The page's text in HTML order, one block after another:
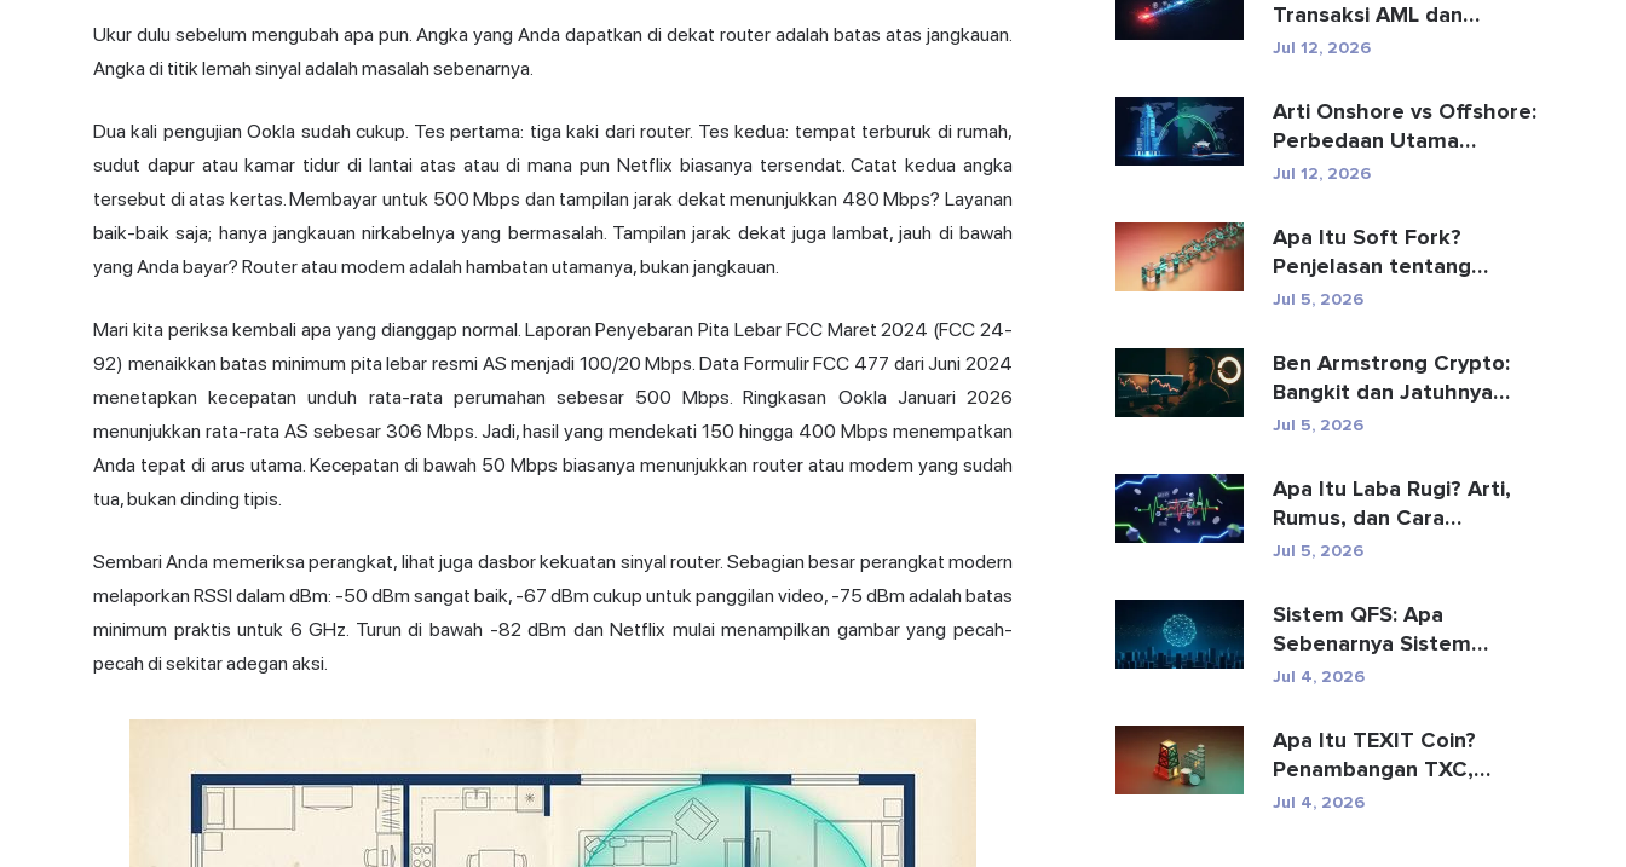
Ukur dulu sebelum mengubah apa pun. Angka yang Anda dapatkan di dekat router adalah batas atas jangkauan.
Angka di titik lemah sinyal adalah masalah sebenarnya.
Dua kali pengujian Ookla sudah cukup. Tes pertama: tiga kaki dari router. Tes kedua: tempat terburuk di rumah,
sudut dapur atau kamar tidur di lantai atas atau di mana pun Netflix biasanya tersendat. Catat kedua angka
tersebut di atas kertas. Membayar untuk 500 Mbps dan tampilan jarak dekat menunjukkan 480 Mbps? Layanan
baik-baik saja; hanya jangkauan nirkabelnya yang bermasalah. Tampilan jarak dekat juga lambat, jauh di bawah
yang Anda bayar? Router atau modem adalah hambatan utamanya, bukan jangkauan.
Mari kita periksa kembali apa yang dianggap normal. Laporan Penyebaran Pita Lebar FCC Maret 2024 (FCC 24-
92) menaikkan batas minimum pita lebar resmi AS menjadi 100/20 Mbps. Data Formulir FCC 477 dari Juni 2024
menetapkan kecepatan unduh rata-rata perumahan sebesar 500 Mbps. Ringkasan Ookla Januari 2026
menunjukkan rata-rata AS sebesar 306 Mbps. Jadi, hasil yang mendekati 150 hingga 400 Mbps menempatkan
Anda tepat di arus utama. Kecepatan di bawah 50 Mbps biasanya menunjukkan router atau modem yang sudah
tua, bukan dinding tipis.
Sembari Anda memeriksa perangkat, lihat juga dasbor kekuatan sinyal router. Sebagian besar perangkat modern
melaporkan RSSI dalam dBm: -50 dBm sangat baik, -67 dBm cukup untuk panggilan video, -75 dBm adalah batas
minimum praktis untuk 6 GHz. Turun di bawah -82 dBm dan Netflix mulai menampilkan gambar yang pecah-
pecah di sekitar adegan aksi.
Transaksi AML dan
Bagaimana Cara
Jul 12, 2026
Arti Onshore vs Offshore:
Perbedaan Utama
Dijelaskan
Jul 12, 2026
Apa Itu Soft Fork?
Penjelasan tentang
Peningkatan Blockchain
Jul 5, 2026
Ben Armstrong Crypto:
Bangkit dan Jatuhnya
BitBoy
Jul 5, 2026
Apa Itu Laba Rugi? Arti,
Rumus, dan Cara
Menghitungnya
Jul 5, 2026
Sistem QFS: Apa
Sebenarnya Sistem
Keuangan Kuantum Itu
Jul 4, 2026
Apa Itu TEXIT Coin?
Penambangan TXC,
Spesifikasi, dan Risiko
Jul 4, 2026